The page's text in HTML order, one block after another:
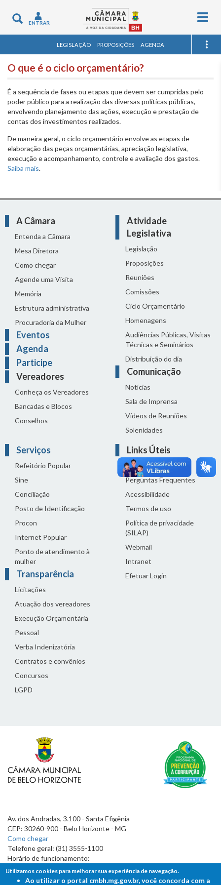
Toggle
navigation
ENTRAR
LEGISLAÇÃO PROPOSIÇÕES AGENDA
O que é o ciclo orçamentário?
É a sequência de fases ou etapas que devem ser cumpridas pelo
poder público para a realização das diversas políticas públicas,
envolvendo planejamento das ações, execução e prestação de
contas dos investimentos realizados.
De maneira geral, o ciclo orçamentário envolve as etapas de
elaboração das peças orçamentárias, apreciação legislativa,
execução e acompanhamento, controle e avaliação dos gastos.
Saiba mais.
A Câmara
Entenda a Câmara
Mesa Diretora
Como chegar
Agende uma Visita
Memória
Estrutura administrativa
Procuradoria da Mulher
Eventos
Agenda
Participe
Vereadores
Conheça os Vereadores
Bancadas e Blocos
Conselhos
Atividade
Legislativa
Legislação
Proposições
Reuniões
Comissões
Ciclo Orçamentário
Homenagens
Audiências Públicas, Visitas
Técnicas e Seminários
Distribuição do dia
Comunicação
Notícias
Sala de Imprensa
Vídeos de Reuniões
Solenidades
Serviços
Refeitório Popular
Sine
Conciliação
Posto de Identificação
Procon
Internet Popular
Ponto de atendimento à
mulher
Transparência
Licitações
Atuação dos vereadores
Execução Orçamentária
Pessoal
Verba Indenizatória
Contratos e convênios
Concursos
LGPD
Links Úteis
Fale com a Câmara
Perguntas Frequentes
Acessibilidade
Termos de uso
Política de privacidade
(SILAP)
Webmail
Intranet
Efetuar Login
Av. dos Andradas, 3.100 - Santa Efigênia
CEP: 30260-900 - Belo Horizonte - MG
Como chegar
Telefone geral: (31) 3555-1100
Horário de funcionamento:
7h às 19h
Utilizamos cookies para melhorar sua experiência de navegação.
Ao utilizar o portal cmbh.mg.gov.br, você concorda com a